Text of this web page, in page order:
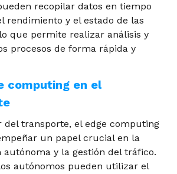
recopilar datos en tiempo
rendimiento y el estado de las
que permite realizar análisis y
procesos de forma rápida y
computing en el
del transporte, el edge computing
un papel crucial en la
autónoma y la gestión del tráfico.
autónomos pueden utilizar el